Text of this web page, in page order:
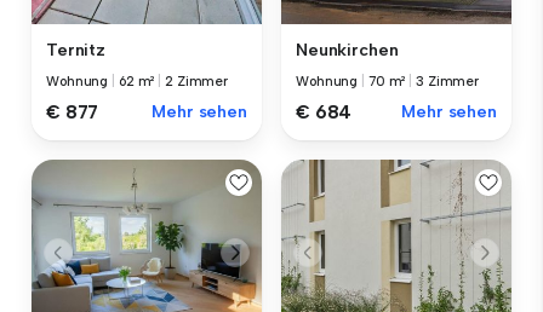
Ternitz
Wohnung 62 m² |2 Zimmer
€ 877 Mehr sehen
Neunkirchen
Wohnung 70 m² |3 Zimmer
€ 684 Mehr sehen